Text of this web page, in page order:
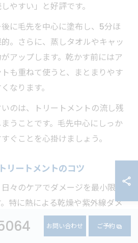
やすい」と好評です。
に毛先を中心に塗布し、5分ほ
。さらに、蒸しタオルやキャッ
アップします。乾かす前にはア
も重ねて使うと、まとまりやす
なります。
のは、トリートメントの流し残
うことです。毛先中心にしっか
ぐことを心掛けましょう。
リートメントのコツ
々のケアでダメージを最小限に
特に熱による乾燥や紫外線ダメ
質改善トリートメント効果を薄め
。
お問い合わせ ご予約